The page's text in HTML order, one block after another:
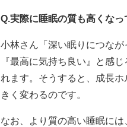
Q.実際に睡眠の質も高くなっ
小林さん「深い眠りにつな
『最高に気持ち良い』と感
れます。そうすると、成長
きく変わるのです。
なお、より質の高い睡眠に